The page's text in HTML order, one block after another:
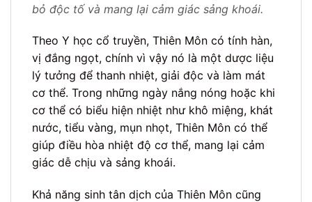
bỏ độc tố và mang lại cảm giác sảng khoái.
Theo Y học cổ truyền, Thiên Môn có tính hàn,
vị đắng ngọt, chính vì vậy nó là một dược liệu
lý tưởng để thanh nhiệt, giải độc và làm mát
cơ thể. Trong những ngày nắng nóng hoặc khi
cơ thể có biểu hiện nhiệt như khô miệng, khát
nước, tiểu vàng, mụn nhọt, Thiên Môn có thể
giúp điều hòa nhiệt độ cơ thể, mang lại cảm
giác dễ chịu và sảng khoái.
Khả năng sinh tân dịch của Thiên Môn cũng